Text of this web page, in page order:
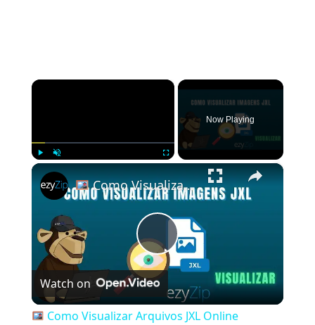
×
Now Playing
×
Play
Video
Como Visualizar Arquivos JXL Online Gratuitamente | Sem Necessidade De Instalação De Software
Watch on
Como Visualizar Arquivos JXL Online